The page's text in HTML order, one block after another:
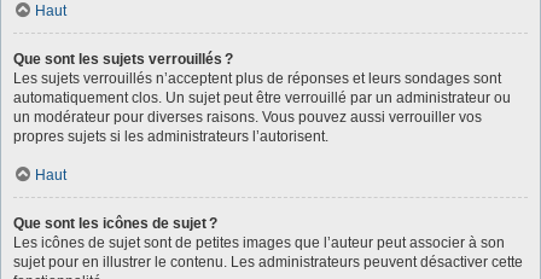
Haut
Que sont les sujets verrouillés ?
Les sujets verrouillés n’acceptent plus de réponses et leurs sondages sont
automatiquement clos. Un sujet peut être verrouillé par un administrateur ou
un modérateur pour diverses raisons. Vous pouvez aussi verrouiller vos
propres sujets si les administrateurs l’autorisent.
Haut
Que sont les icônes de sujet ?
Les icônes de sujet sont de petites images que l’auteur peut associer à son
sujet pour en illustrer le contenu. Les administrateurs peuvent désactiver cette